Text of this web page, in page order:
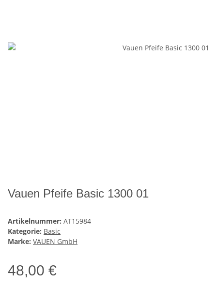
Vauen Pfeife Basic 1300 01
Artikelnummer: AT15984
Kategorie: Basic
Marke: VAUEN GmbH
48,00 €